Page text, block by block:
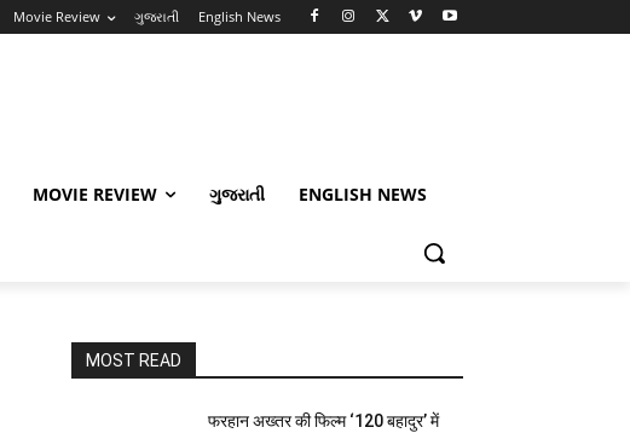
Movie Review ગુજરાતી English News
MOVIE REVIEW ગુજરાતી ENGLISH NEWS
MOST READ
फरहान अख्तर की फिल्म ‘120 बहादुर’ में